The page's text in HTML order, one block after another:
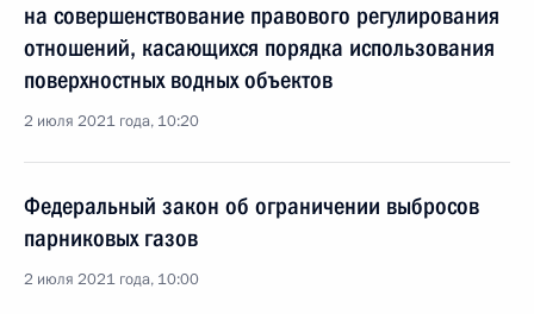
на совершенствование правового регулирования
отношений, касающихся порядка использования
поверхностных водных объектов
2 июля 2021 года, 10:20
Федеральный закон об ограничении выбросов
парниковых газов
2 июля 2021 года, 10:00